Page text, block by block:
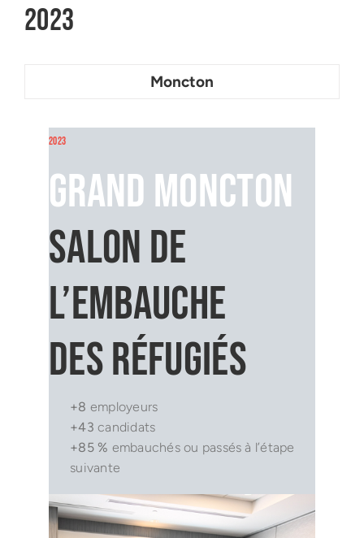
2023
Moncton
2023
Grand Moncton
Salon de
l’embauche
des réfugiés
+8 employeurs
+43candidats
+85 % embauchés ou passés à l’étape
suivante